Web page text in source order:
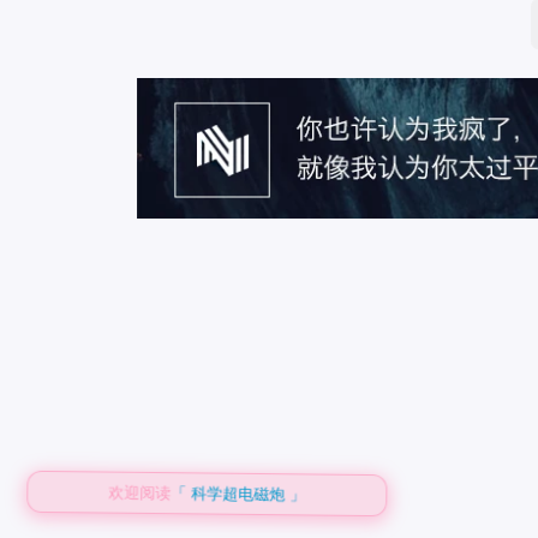
欢迎阅读 「 科学超电磁炮 」